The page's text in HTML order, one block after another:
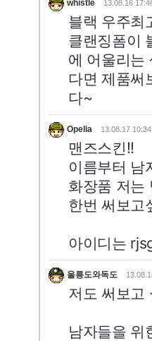
whistle 13.08.16
블랙 우주최
클랜징폼이
에 어울리는
다면 제품써
다~
Opelia 13.08.17 10:34
맨즈스킨!!
이름부터 남
화장품 저는
한번 써보고
아이디는
울릉도와독도
저도 써보고
남자들을 위